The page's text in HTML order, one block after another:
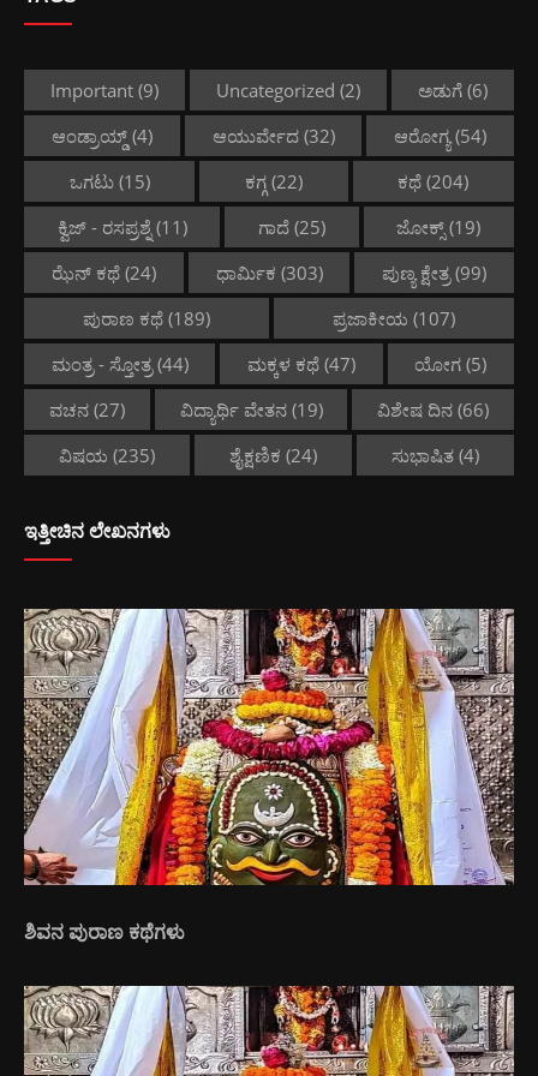
Important (9) Uncategorized (2) ಅಡುಗೆ (6)
ಆಂಡ್ರಾಯ್ಡ್(4) ಆಯುರ್ವೇದ(32) ಆರೋಗ್ಯ(54)
ಒಗಟು(15) ಕಗ್ಗ(22) ಕಥೆ (204)
ಕ್ವಿಜ್ - ರಸಪ್ರಶ್ನೆ(11) ಗಾದೆ(25) ಜೋಕ್ಸ್(19)
ಝೆನ್ ಕಥೆ(24) ಧಾರ್ಮಿಕ (303) ಪುಣ್ಯ ಕ್ಷೇತ್ರ(99)
ಪುರಾಣ ಕಥೆ (189) ಪ್ರಜಾಕೀಯ (107)
ಮಂತ್ರ - ಸ್ತೋತ್ರ(44) ಮಕ್ಕಳ ಕಥೆ(47) ಯೋಗ (5)
ವಚನ(27) ವಿದ್ಯಾರ್ಥಿ ವೇತನ(19) ವಿಶೇಷ ದಿನ (66)
ವಿಷಯ (235) ಶೈಕ್ಷಣಿಕ (24) ಸುಭಾಷಿತ (4)
ಇತ್ತೀಚಿನ ಲೇಖನಗಳು
ಶಿವನ ಪುರಾಣ ಕಥೆಗಳು